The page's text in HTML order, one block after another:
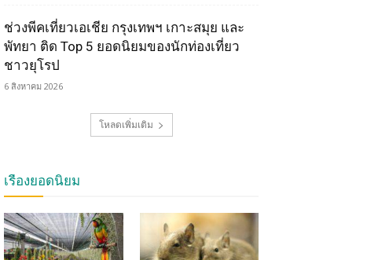
ช่วงพีคเที่ยวเอเชีย กรุงเทพฯ เกาะสมุย และ
พัทยา ติด Top 5 ยอดนิยมของนักท่องเที่ยว
ชาวยุโรป
6 สิงหาคม 2026
โหลดเพิ่มเติม
เรื่องยอดนิยม